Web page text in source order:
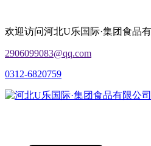
欢迎访问河北U乐国际·集团食品
2906099083@qq.com
0312-6820759